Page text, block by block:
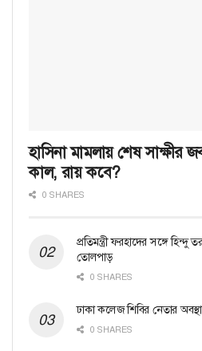
হাসিনা মামলায় শেষ সাক্ষীর
কাল, রায় কবে?
0 SHARES
প্রতিমন্ত্রী ফরহাদের সঙ্গে
তোলপাড়
0 SHARES
ঢাকা কলেজ শিবির নেতার
0 SHARES